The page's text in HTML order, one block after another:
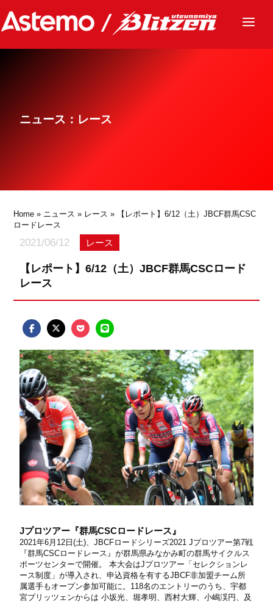
ニュース
グッズ
ニュース：レース
Home » ニュース » レース » 【レポート】6/12（土）JBCF群馬CSC
ロードレース
2021/06/12 レース
【レポート】6/12（土）JBCF群馬CSCロード
レース
Jプロツアー『群馬CSCロードレース』
2021年6月12日(土)、JBCFロードシリーズ2021 Jプロツアー第7戦
『群馬CSCロードレース』が群馬県みなかみ町の群馬サイクルス
ポーツセンターで開催。 本大会はJプロツアー「セレクションレ
ース制度」が導入され、申込資格を有するJBCF非加盟チーム所
属選手もオープン参加可能に。118名のエントリーのうち、宇都
宮ブリッツェンからは 小坂光、堀孝明、西村大輝、小嶋渓円、及